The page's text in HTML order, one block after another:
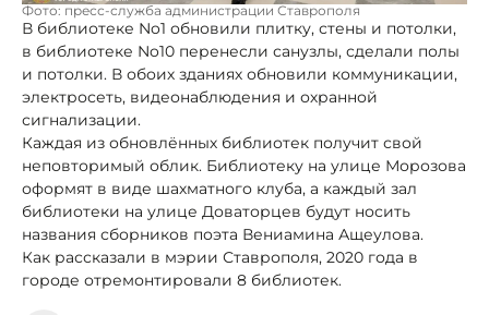
Фото: пресс-служба администрации Ставрополя
В библиотеке No1 обновили плитку, стены и потолки,
в библиотеке No10 перенесли санузлы, сделали полы
и потолки. В обоих зданиях обновили коммуникации,
электросеть, видеонаблюдения и охранной
сигнализации.
Каждая из обновлённых библиотек получит свой
неповторимый облик. Библиотеку на улице Морозова
оформят в виде шахматного клуба, а каждый зал
библиотеки на улице Доваторцев будут носить
названия сборников поэта Вениамина Ащеулова.
Как рассказали в мэрии Ставрополя, 2020 года в
городе отремонтировали 8 библиотек.